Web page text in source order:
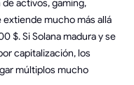
activos, gaming,
mucho más allá
$. Si Solana madura y se
capitalización, los
múltiplos mucho